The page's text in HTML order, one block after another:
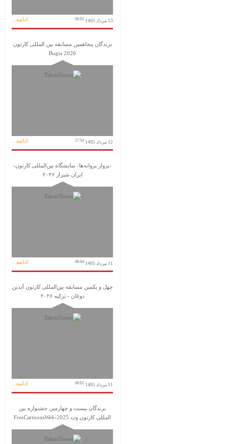
13 مرداد 1405 00:02 ادامه...
برندگان پنجاهمین مسابقه بین المللی کارتون
Bugia 2026
12 مرداد 1405 17:54 ادامه...
-پرواز پروانه‌ها- نمایشگاه بین‌المللی کارتون-
ایران شیراز ۲۰۲۶
11 مرداد 1405 00:04 ادامه...
چهل و یکمین مسابقه بین‌المللی کارتون آیدین
دوغان - ترکیه ۲۰۲۶
11 مرداد 1405 00:02 ادامه...
برندگان بیست و چهارمین جشنواره بین
المللی کارتون وب FreeCartoonsWeb-2025